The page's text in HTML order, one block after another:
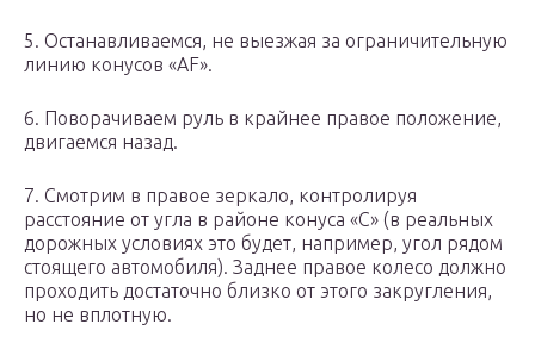
5. Останавливаемся, не выезжая за ограничительную
линию конусов «AF».
6. Поворачиваем руль в крайнее правое положение,
двигаемся назад.
7. Смотрим в правое зеркало, контролируя
расстояние от угла в районе конуса «С» (в реальных
дорожных условиях это будет, например, угол рядом
стоящего автомобиля). Заднее правое колесо должно
проходить достаточно близко от этого закругления,
но не вплотную.